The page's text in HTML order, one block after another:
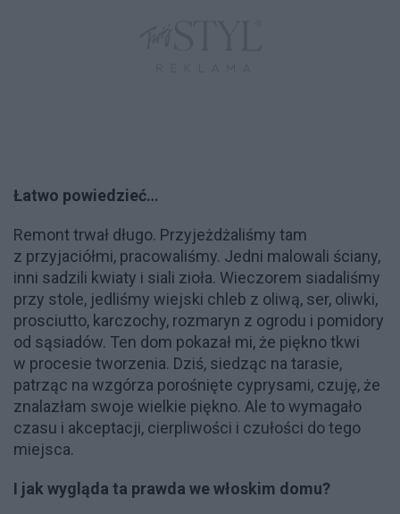
Łatwo powiedzieć…
Remont trwał długo. Przyjeżdżaliśmy tam
z przyjaciółmi, pracowaliśmy. Jedni malowali ściany,
inni sadzili kwiaty i siali zioła. Wieczorem siadaliśmy
przy stole, jedliśmy wiejski chleb z oliwą, ser, oliwki,
prosciutto, karczochy, rozmaryn z ogrodu i pomidory
od sąsiadów. Ten dom pokazał mi, że piękno tkwi
w procesie tworzenia. Dziś, siedząc na tarasie,
patrząc na wzgórza porośnięte cyprysami, czuję, że
znalazłam swoje wielkie piękno. Ale to wymagało
czasu i akceptacji, cierpliwości i czułości do tego
miejsca.
I jak wygląda ta prawda we włoskim domu?